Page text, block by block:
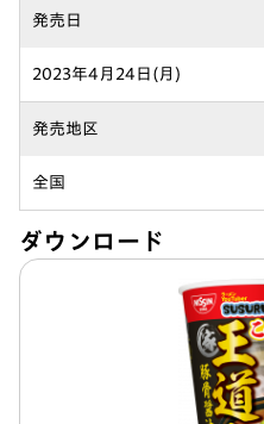
発売日
2023年4月24日(月)
発売地区
全国
ダウンロード